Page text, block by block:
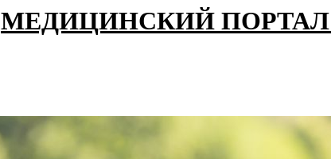
МЕДИЦИНСКИЙ ПОРТАЛ